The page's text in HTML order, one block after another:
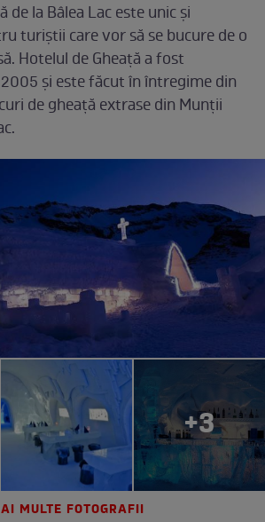
de la Bâlea Lac este unic și
turiștii care vor să se bucure de o
Hotelul de Gheață a fost
și este făcut în întregime din
de gheață extrase din Munții
+3
MULTE FOTOGRAFII